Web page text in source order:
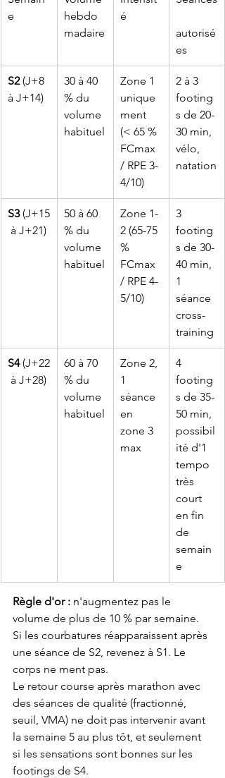
e
hebdo
madaire
é
autorisé
es
S2 (J+8
à J+14)
30 à 40
% du
volume
habituel
Zone 1
unique
ment
(< 65 %
FCmax
/ RPE 3-
4/10)
2 à 3
footing
s de 20-
30 min,
vélo,
natation
S3 (J+15
à J+21)
50 à 60
% du
volume
habituel
Zone 1-
2 (65-75
%
FCmax
/ RPE 4-
5/10)
3
footing
s de 30-
40 min,
1
séance
cross-
training
S4 (J+22
à J+28)
60 à 70
% du
volume
habituel
Zone 2,
1
séance
en
zone 3
max
4
footing
s de 35-
50 min,
possibil
ité d'1
tempo
très
court
en fin
de
semain
e
Règle d'or : n'augmentez pas le
volume de plus de 10 % par semaine.
Si les courbatures réapparaissent après
une séance de S2, revenez à S1. Le
corps ne ment pas.
Le retour course après marathon avec
des séances de qualité (fractionné,
seuil, VMA) ne doit pas intervenir avant
la semaine 5 au plus tôt, et seulement
si les sensations sont bonnes sur les
footings de S4.